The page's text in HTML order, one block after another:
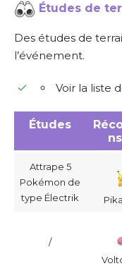
Études de
Des études de
l’événement.
Voir la liste
Études
Attrape 5
Pokémon de
type Électrik
/